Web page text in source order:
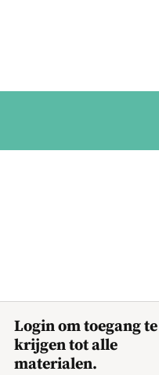
Login om toegang te
krijgen tot alle
materialen.